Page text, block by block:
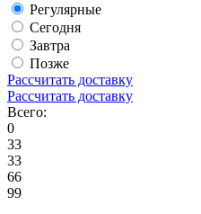
Регулярные
Сегодня
Завтра
Позже
Рассчитать доставку
Рассчитать доставку
Всего:
0
33
33
66
99